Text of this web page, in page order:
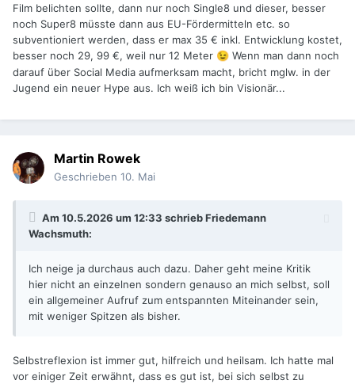
Film belichten sollte, dann nur noch Single8 und dieser, besser
noch Super8 müsste dann aus EU-Fördermitteln etc. so
subventioniert werden, dass er max 35 € inkl. Entwicklung kostet,
besser noch 29, 99 €, weil nur 12 Meter 😉 Wenn man dann noch
darauf über Social Media aufmerksam macht, bricht mglw. in der
Jugend ein neuer Hype aus. Ich weiß ich bin Visionär...
Martin Rowek
Geschrieben 10. Mai
Am 10.5.2026 um 12:33 schriebFriedemann
Wachsmuth:
Ich neige ja durchaus auch dazu. Daher geht meine Kritik
hier nicht an einzelnen sondern genauso an mich selbst, soll
ein allgemeiner Aufruf zum entspannten Miteinander sein,
mit weniger Spitzen als bisher.
Selbstreflexion ist immer gut, hilfreich und heilsam. Ich hatte mal
vor einiger Zeit erwähnt, dass es gut ist, bei sich selbst zu